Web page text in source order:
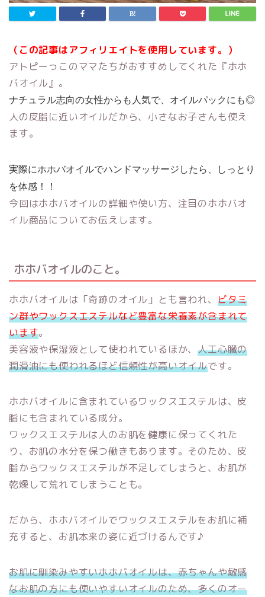
（この記事はアフィリエイトを使用しています。）
アトピーっこのママたちがおすすめしてくれた『ホホ
バオイル』。
ナチュラル志向の女性からも人気で、オイルパックにも◎
人の皮脂に近いオイルだから、小さなお子さんも使え
ます。
実際にホホバオイルでハンドマッサージしたら、しっとり
を体感！！
今回はホホバオイルの詳細や使い方、注目のホホバオ
イル商品についてお伝えします。
ホホバオイルのこと。
ホホバオイルは「奇跡のオイル」とも言われ、 ビタミ
ン群やワックスエステルなど豊富な栄養素が含まれて
います。
美容液や保湿液として使われているほか、人工心臓の
潤滑油にも使われるほど信頼性が高いオイルです。
ホホバオイルに含まれているワックスエステルは、皮
脂にも含まれている成分。
ワックスエステルは人のお肌を健康に保ってくれた
り、お肌の水分を保つ働きもあります。そのため、皮
脂からワックスエステルが不足してしまうと、お肌が
乾燥して荒れてしまうことも。
だから、ホホバオイルでワックスエステルをお肌に補
充すると、お肌本来の姿に近づけるんです♪
お肌に馴染みやすいホホバオイルは、赤ちゃんや敏感
なお肌の方にも使いやすいオイルのため、多くのオー